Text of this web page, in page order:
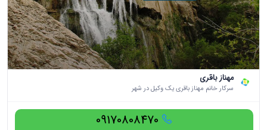
مهناز باقری
سرکار خانم مهناز باقری یک وکیل در شهر
09170808470